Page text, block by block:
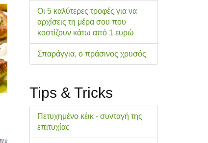
Οι 5 καλύτερες τροφές για να
αρχίσεις τη μέρα σου που
κοστίζουν κάτω από 1 ευρώ
Σπαράγγια, ο πράσινος χρυσός
Tips & Tricks
Πετυχημένο κέικ - συνταγή της
επιτυχίας